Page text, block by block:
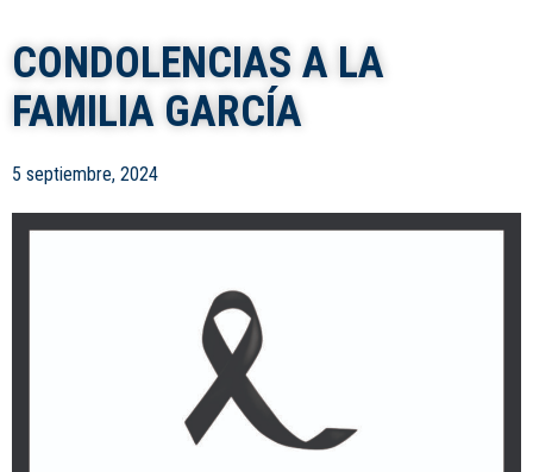
CONDOLENCIAS A LA
FAMILIA GARCÍA
5 septiembre, 2024